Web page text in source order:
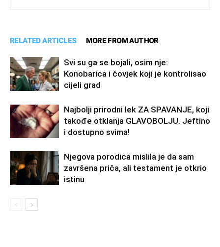
RELATED ARTICLES MORE FROM AUTHOR
Svi su ga se bojali, osim nje:
Konobarica i čovjek koji je kontrolisao
cijeli grad
Najbolji prirodni lek ZA SPAVANJE, koji
takođe otklanja GLAVOBOLJU. Jeftino
i dostupno svima!
Njegova porodica mislila je da sam
završena priča, ali testament je otkrio
istinu